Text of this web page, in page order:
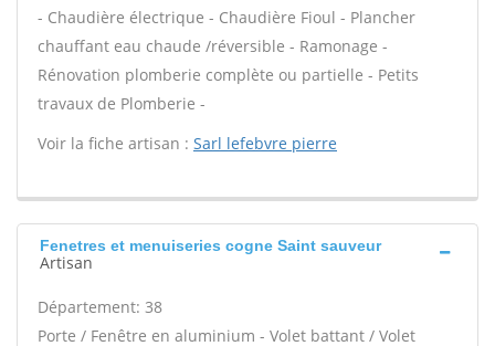
- Chaudière électrique - Chaudière Fioul - Plancher
chauffant eau chaude /réversible - Ramonage -
Rénovation plomberie complète ou partielle - Petits
travaux de Plomberie -
Voir la fiche artisan : Sarl lefebvre pierre
Fenetres et menuiseries cogne Saint sauveur
Artisan
Département: 38
Porte / Fenêtre en aluminium - Volet battant / Volet